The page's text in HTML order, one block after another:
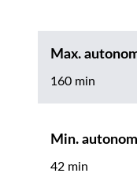
Max.
160 min
Min.
42 min